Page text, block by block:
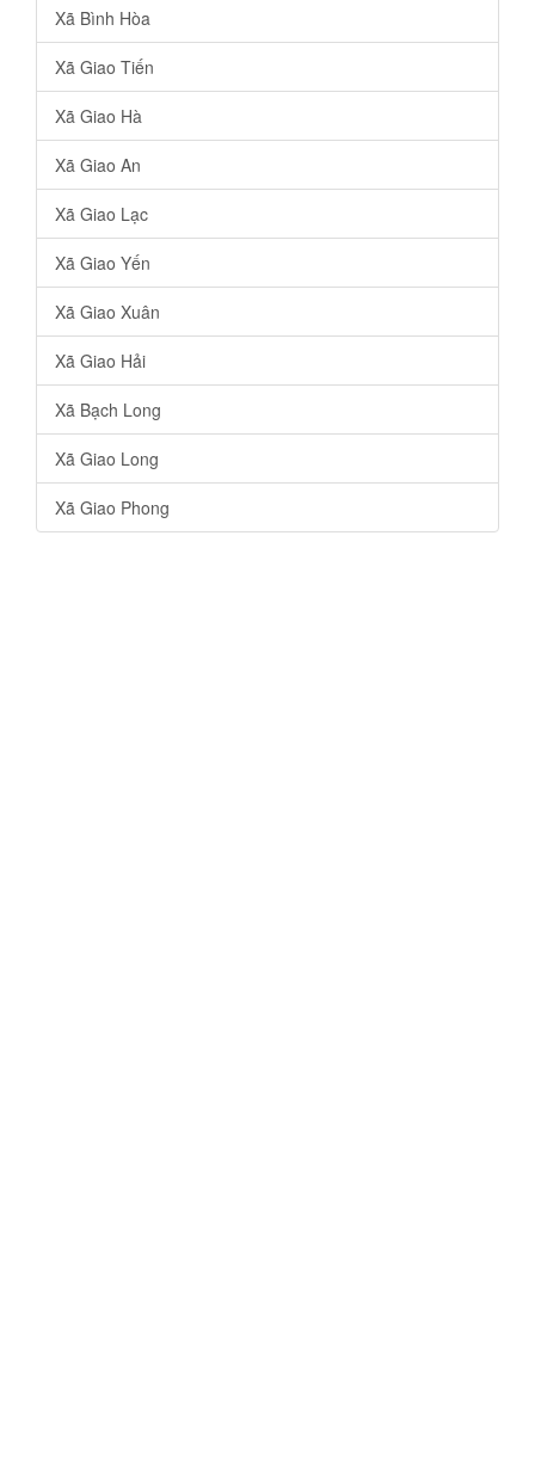
Xã Bình Hòa
Xã Giao Tiến
Xã Giao Hà
Xã Giao An
Xã Giao Lạc
Xã Giao Yến
Xã Giao Xuân
Xã Giao Hải
Xã Bạch Long
Xã Giao Long
Xã Giao Phong